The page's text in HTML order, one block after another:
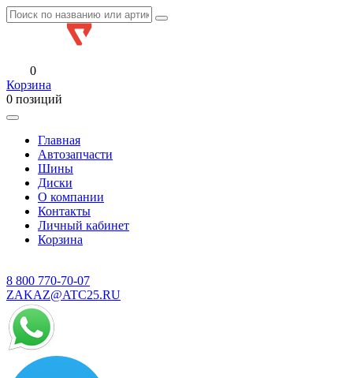
0
Корзина
0 позиций
Главная
Автозапчасти
Шины
Диски
О компании
Контакты
Личный кабинет
Корзина
8 800 770-70-07
ZAKAZ@ATC25.RU